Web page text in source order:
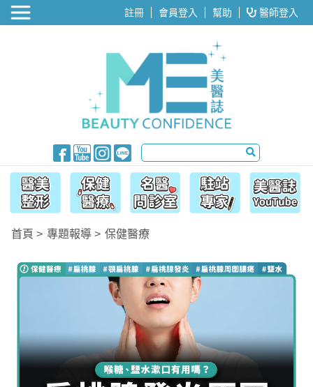
醫美整形 註冊 會員登入 幫助 醫師登入
首頁 專題報導 保健醫療